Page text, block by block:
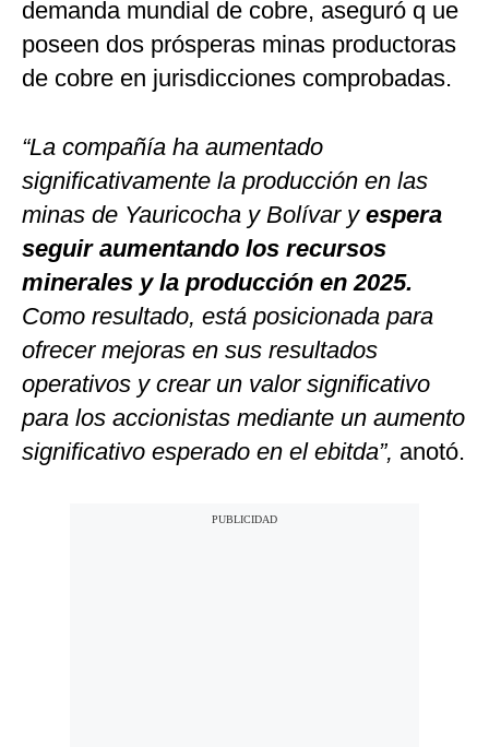
demanda mundial de cobre, aseguró q ue
poseen dos prósperas minas productoras
de cobre en jurisdicciones comprobadas.
“La compañía ha aumentado
significativamente la producción en las
minas de Yauricocha y Bolívar y espera
seguir aumentando los recursos
minerales y la producción en 2025.
Como resultado, está posicionada para
ofrecer mejoras en sus resultados
operativos y crear un valor significativo
para los accionistas mediante un aumento
significativo esperado en el ebitda”, anotó.